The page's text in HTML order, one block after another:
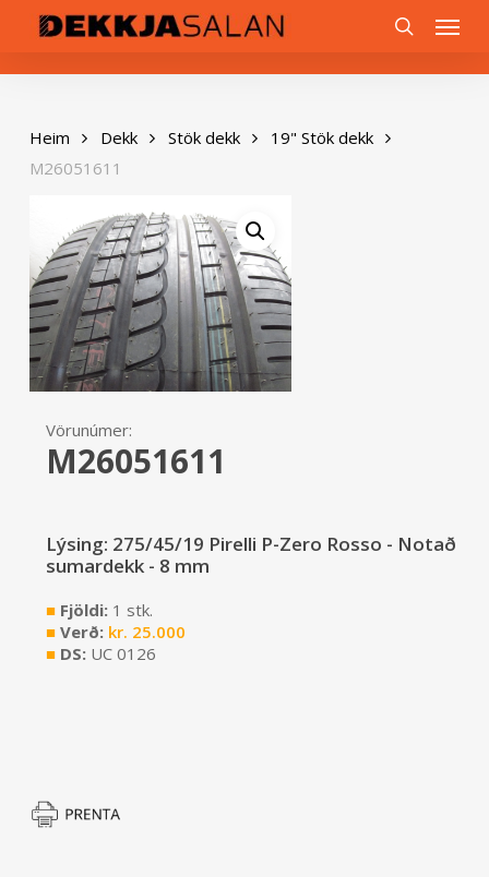
content
Menu
Heim Dekk Stök dekk
19" Stök dekk
M26051611
Vörunúmer:
M26051611
Lýsing: 275/45/19 Pirelli P-Zero Rosso - Notað
sumardekk - 8 mm
■Fjöldi: 1 stk.
■Verð: kr. 25.000
■DS: UC 0126